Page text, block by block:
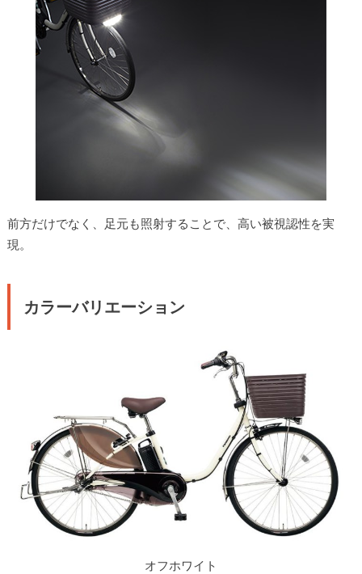
前方だけでなく、足元も照射することで、高い被視認性を実
現。
カラーバリエーション
オフホワイト